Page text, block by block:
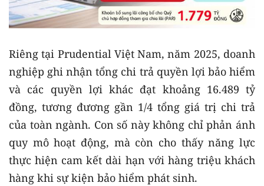
Riêng tại Prudential Việt Nam, năm 2025, doanh
nghiệp ghi nhận tổng chi trả quyền lợi bảo hiểm
và các quyền lợi khác đạt khoảng 16.489 tỷ
đồng, tương đương gần 1/4 tổng giá trị chi trả
của toàn ngành. Con số này không chỉ phản ánh
quy mô hoạt động, mà còn cho thấy năng lực
thực hiện cam kết dài hạn với hàng triệu khách
hàng khi sự kiện bảo hiểm phát sinh.